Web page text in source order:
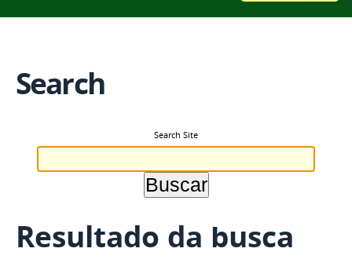
Search
Search Site
Resultado da busca